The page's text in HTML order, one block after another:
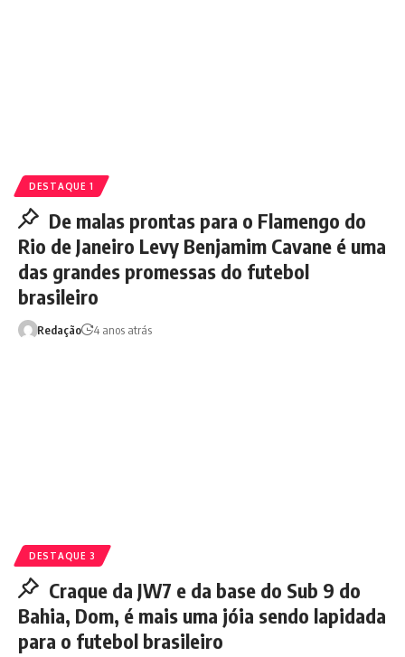
DESTAQUE 1
De malas prontas para o Flamengo do
Rio de Janeiro Levy Benjamim Cavane é uma
das grandes promessas do futebol
brasileiro
Redação 4 anos atrás
DESTAQUE 3
Craque da JW7 e da base do Sub 9 do
Bahia, Dom, é mais uma jóia sendo lapidada
para o futebol brasileiro